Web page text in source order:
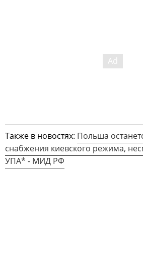
Также в новостях: Польша
снабжения киевского режима,
УПА* - МИД РФ